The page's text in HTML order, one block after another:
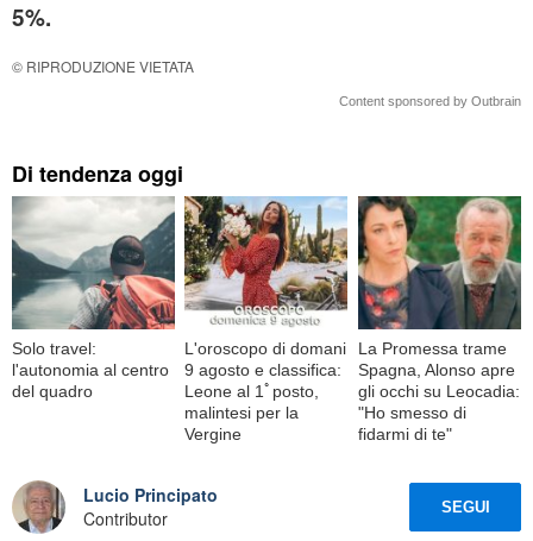
5%.
© RIPRODUZIONE VIETATA
Content sponsored by Outbrain
Di tendenza oggi
Solo travel:
l'autonomia al centro
del quadro
L'oroscopo di domani
9 agosto e classifica:
Leone al 1ﾟposto,
malintesi per la
Vergine
La Promessa trame
Spagna, Alonso apre
gli occhi su Leocadia:
"Ho smesso di
fidarmi di te"
Lucio Principato
Contributor
SEGUI